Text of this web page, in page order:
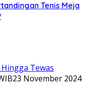
Tenis Meja
23 November 2024